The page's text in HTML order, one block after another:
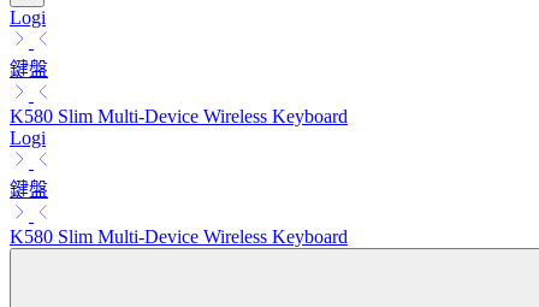
Logi
鍵盤
K580 Slim Multi-Device Wireless Keyboard
Logi
鍵盤
K580 Slim Multi-Device Wireless Keyboard